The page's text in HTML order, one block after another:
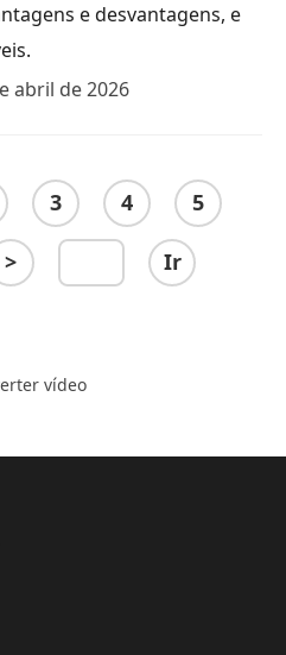
e desvantagens, e
abril de 2026
3 4 5
> Ir
vídeo